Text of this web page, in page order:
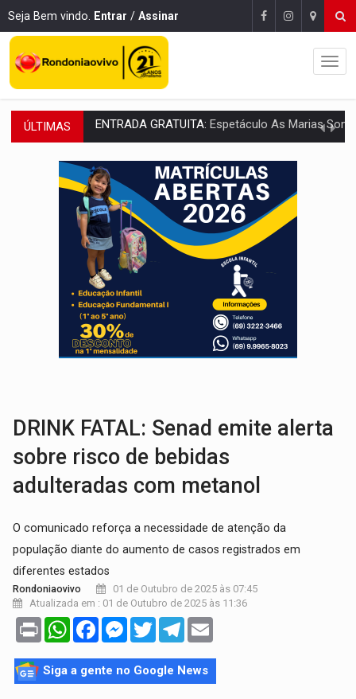
Seja Bem vindo. Entrar / Assinar
ÚLTIMAS VÍDEO:Três são presos após furto de motocicleta em frente
CELEBRAÇÃO:Cerejeiras completa 43 anos de emancipação com
SAÚDE:Anvisa desmente boato sobre presença de plástico ou
VÍDEO: Pitbulls fogem de residência e atacam casal de idosos
AÇÃO CONJUNTA:Forças policiais apreendem cerca de 1kg de
PF ESTÁ APURANDO: Flávio Bolsonaro escolhe Alfredo Gaspar como vice, alvo de
NO CENTRO: Colisão entre ônibus e carro provoca
ELEIÇÕES 2026: Candidato a deputado estadual declara carros por R$ 25 e
DRINK FATAL: Senad emite alerta
sobre risco de bebidas
adulteradas com metanol
O comunicado reforça a necessidade de atenção da
população diante do aumento de casos registrados em
diferentes estados
Rondoniaovivo
01 de Outubro de 2025 às 07:45
Atualizada em : 01 de Outubro de 2025 às 11:36
Print WhatsAppFacebookMessenger
TwitterTelegram
Siga a gente no Google News